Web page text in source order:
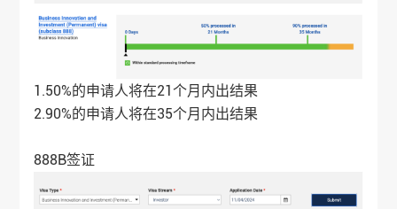
1.50%的申请人将在21个月内出结果
2.90%的申请人将在35个月内出结果
888B签证